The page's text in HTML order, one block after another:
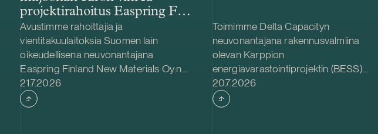
projektirahoitus Easpring Finland
New Materialsin CAM-
tehtaalle
Avustimme rahoittajia ja
vientitakuulaitoksia Suomen lain
oikeudellisena neuvonantajana
Easpring Finland New Materials Oy:n
Kotkaan rakennettavan
katodiaktiivimateriaalia (CAM)
valmistavan tehtaan kehittämiseen ja
Julkaistu
21.7.2026
Toimimme Delta Capacityn
neuvonantajana rakennusvalmiina
olevan Karppion
energiavarastointiprojektin (BESS)
hankinnassa Helios Nordic Energyltä.
Delta Capacity toteuttaa hankkeen
yhdessä Strioga Family Foundationin
Julkaistu
20.7.2026